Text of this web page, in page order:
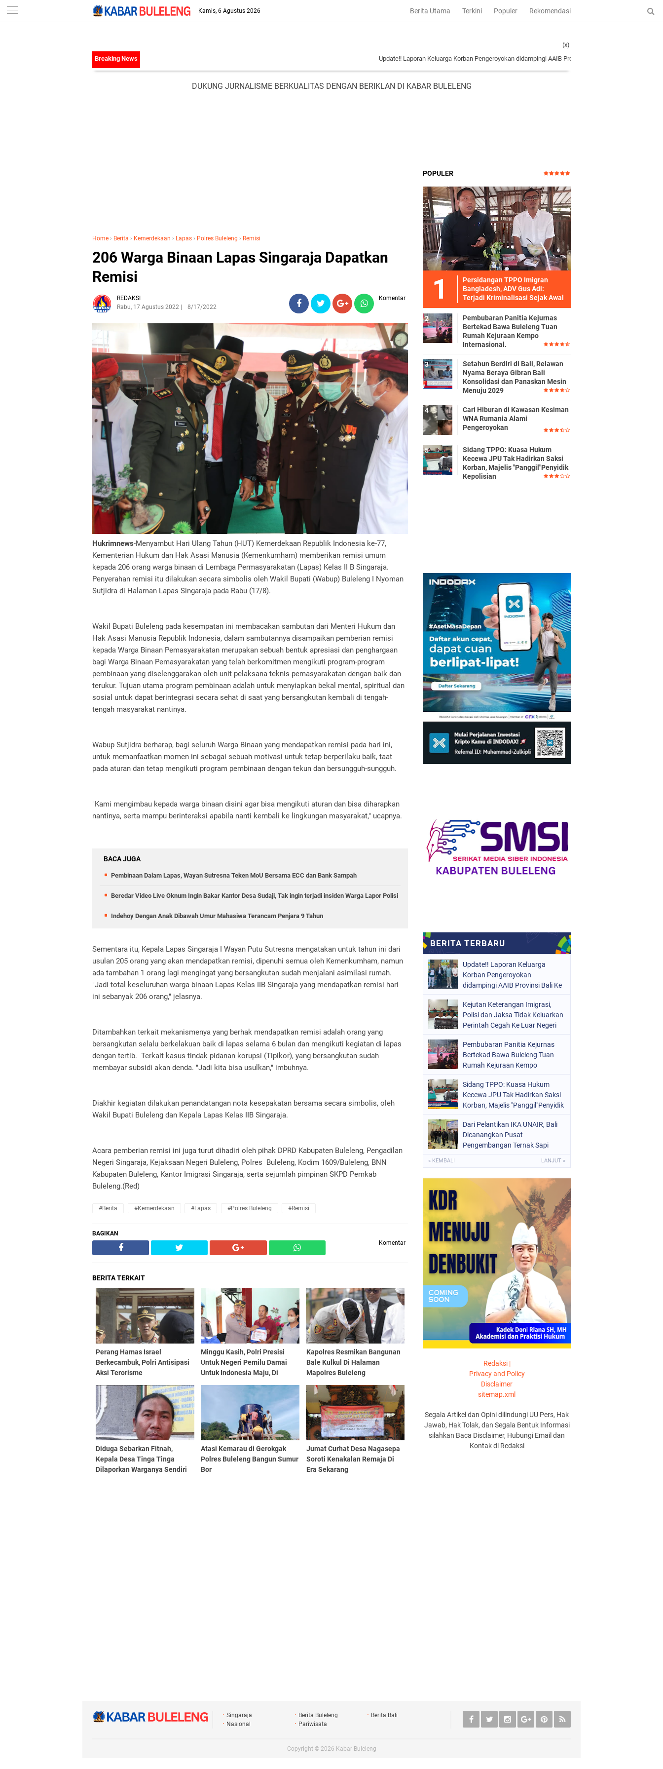
-->
Kamis, 6 Agustus 2026 Berita Utama Terkini Populer Rekomendasi
Update!! Laporan Keluarga Korban Pengeroyokan didampingi AAIB Provinsi Bali Ke Polres Tabanan
(x)
DUKUNG JURNALISME BERKUALITAS DENGAN BERIKLAN DI KABAR BULELENG
Home › Berita › Kemerdekaan › Lapas › Polres Buleleng › Remisi
206 Warga Binaan Lapas Singaraja Dapatkan
Remisi
REDAKSI
Rabu, 17 Agustus 2022
8/17/2022
Komentar
Hukrimnews-Menyambut Hari Ulang Tahun (HUT) Kemerdekaan Republik Indonesia ke-77,
Kementerian Hukum dan Hak Asasi Manusia (Kemenkumham) memberikan remisi umum
kepada 206 orang warga binaan di Lembaga Permasyarakatan (Lapas) Kelas II B Singaraja.
Penyerahan remisi itu dilakukan secara simbolis oleh Wakil Bupati (Wabup) Buleleng I Nyoman
Sutjidra di Halaman Lapas Singaraja pada Rabu (17/8).
Wakil Bupati Buleleng pada kesempatan ini membacakan sambutan dari Menteri Hukum dan
Hak Asasi Manusia Republik Indonesia, dalam sambutannya disampaikan pemberian remisi
kepada Warga Binaan Pemasyarakatan merupakan sebuah bentuk apresiasi dan penghargaan
bagi Warga Binaan Pemasyarakatan yang telah berkomitmen mengikuti program-program
pembinaan yang diselenggarakan oleh unit pelaksana teknis pemasyarakatan dengan baik dan
terukur. Tujuan utama program pembinaan adalah untuk menyiapkan bekal mental, spiritual dan
sosial untuk dapat berintegrasi secara sehat di saat yang bersangkutan kembali di tengah-
tengah masyarakat nantinya.
Wabup Sutjidra berharap, bagi seluruh Warga Binaan yang mendapatkan remisi pada hari ini,
untuk memanfaatkan momen ini sebagai sebuah motivasi untuk tetap berperilaku baik, taat
pada aturan dan tetap mengikuti program pembinaan dengan tekun dan bersungguh-sungguh.
"Kami mengimbau kepada warga binaan disini agar bisa mengikuti aturan dan bisa diharapkan
nantinya, serta mampu berinteraksi apabila nanti kembali ke lingkungan masyarakat," ucapnya.
BACA JUGA
Pembinaan Dalam Lapas, Wayan Sutresna Teken MoU Bersama ECC dan Bank Sampah
Beredar Video Live Oknum Ingin Bakar Kantor Desa Sudaji, Tak ingin terjadi insiden Warga Lapor Polisi
Indehoy Dengan Anak Dibawah Umur Mahasiwa Terancam Penjara 9 Tahun
Sementara itu, Kepala Lapas Singaraja I Wayan Putu Sutresna mengatakan untuk tahun ini dari
usulan 205 orang yang akan mendapatkan remisi, dipenuhi semua oleh Kemenkumham, namun
ada tambahan 1 orang lagi mengingat yang bersangkutan sudah menjalani asimilasi rumah.
"Jadi total keseluruhan warga binaan Lapas Kelas IIB Singaraja yang mendapatkan remisi hari
ini sebanyak 206 orang," jelasnya.
Ditambahkan terkait mekanismenya yang berhak mendapatkan remisi adalah orang yang
bersangkutan selalu berkelakuan baik di lapas selama 6 bulan dan mengikuti kegiatan di lapas
dengan tertib. Terkait kasus tindak pidanan korupsi (Tipikor), yang bersangkutan sudah
membayar subsidi akan denda. "Jadi kita bisa usulkan," imbuhnya.
Diakhir kegiatan dilakukan penandatangan nota kesepakatan bersama secara simbolis, oleh
Wakil Bupati Buleleng dan Kepala Lapas Kelas IIB Singaraja.
Acara pemberian remisi ini juga turut dihadiri oleh pihak DPRD Kabupaten Buleleng, Pengadilan
Negeri Singaraja, Kejaksaan Negeri Buleleng, Polres Buleleng, Kodim 1609/Buleleng, BNN
Kabupaten Buleleng, Kantor Imigrasi Singaraja, serta sejumlah pimpinan SKPD Pemkab
Buleleng.(Red)
#Berita #Kemerdekaan #Lapas #Polres Buleleng #Remisi
BAGIKAN
Komentar
BERITA TERKAIT
Perang Hamas Israel
Berkecambuk, Polri Antisipasi
Aksi Terorisme
Minggu Kasih, Polri Presisi
Untuk Negeri Pemilu Damai
Untuk Indonesia Maju, Di
Munduk Bungkulan.
Kapolres Resmikan Bangunan
Bale Kulkul Di Halaman
Mapolres Buleleng
Diduga Sebarkan Fitnah,
Kepala Desa Tinga Tinga
Dilaporkan Warganya Sendiri
Atasi Kemarau di Gerokgak
Polres Buleleng Bangun Sumur
Bor
Jumat Curhat Desa Nagasepa
Soroti Kenakalan Remaja Di
Era Sekarang
POPULER
Persidangan TPPO Imigran
Bangladesh, ADV Gus Adi:
Terjadi Kriminalisasi Sejak Awal
Pembubaran Panitia Kejurnas
Bertekad Bawa Buleleng Tuan
Rumah Kejuraan Kempo
Internasional.
Setahun Berdiri di Bali, Relawan
Nyama Beraya Gibran Bali
Konsolidasi dan Panaskan Mesin
Menuju 2029
Cari Hiburan di Kawasan Kesiman
WNA Rumania Alami
Pengeroyokan
Sidang TPPO: Kuasa Hukum
Kecewa JPU Tak Hadirkan Saksi
Korban, Majelis "Panggil"Penyidik
Kepolisian
Update!! Laporan Keluarga
Korban Pengeroyokan
didampingi AAIB Provinsi Bali Ke
Kejutan Keterangan Imigrasi,
Polisi dan Jaksa Tidak Keluarkan
Perintah Cegah Ke Luar Negeri
Pembubaran Panitia Kejurnas
Bertekad Bawa Buleleng Tuan
Rumah Kejuraan Kempo
Sidang TPPO: Kuasa Hukum
Kecewa JPU Tak Hadirkan Saksi
Korban, Majelis "Panggil"Penyidik
Dari Pelantikan IKA UNAIR, Bali
Dicanangkan Pusat
Pengembangan Ternak Sapi
« KEMBALI LANJUT »
Redaksi |
Privacy and Policy
Disclaimer
sitemap.xml
Segala Artikel dan Opini dilindungi UU Pers, Hak
Jawab, Hak Tolak, dan Segala Bentuk Informasi
silahkan Baca Disclaimer, Hubungi Email dan
Kontak di Redaksi
Singaraja Berita Buleleng
Berita Bali
Nasional
Pariwisata
Copyright © 2026 Kabar Buleleng